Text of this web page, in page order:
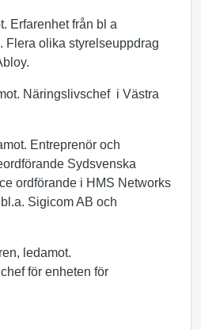
Erfarenhet från bl a
Flera olika styrelseuppdrag
Näringslivschef i Västra
Entreprenör och
Sydsvenska
ordförande i HMS Networks
Sigicom AB och
ledamot.
för enheten för